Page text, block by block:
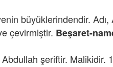
büyüklerindendir.
çevirmiştir. Beşaret-
şeriftir. Malikidir.